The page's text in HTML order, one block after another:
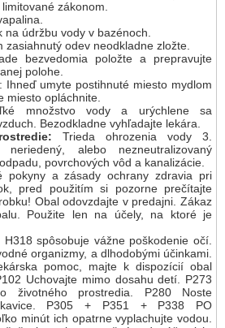
zákonom.
na údržbu vody v bazénoch.
zasiahnutý odev neodkladne zložte.
bezvedomia položte a prepravujte
polohe.
Ihneď umyte postihnuté miesto mydlom
miesto opláchnite.
množstvo vody a urýchlene sa
Bezodkladne vyhľadajte lekára.
Trieda ohrozenia vody 3.
alebo nezneutralizovaný
povrchových vôd a kanalizácie.
pokyny a zásady ochrany zdravia pri
pred použitím si pozorne prečítajte
Obal odovzdajte v predajni. Zákaz
Použite len na účely, na ktoré je
spôsobuje vážne poškodenie očí.
organizmy, a dlhodobými účinkami.
pomoc, majte k dispozícií obal
Uchovajte mimo dosahu detí. P273
životného prostredia. P280 Noste
P305 + P351 + P338 PO
minút ich opatrne vyplachujte vodou.